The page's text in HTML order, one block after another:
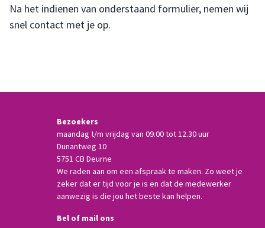
Na het indienen van onderstaand formulier, nemen wij
snel contact met je op.
Bezoekers
maandag t/m vrijdag van 09.00 tot 12.30 uur
Dunantweg 10
5751 CB Deurne
We raden aan om een afspraak te maken. Zo weet je
zeker dat er tijd voor je is en dat de medewerker
aanwezig is die jou het beste kan helpen.
Bel of mail ons